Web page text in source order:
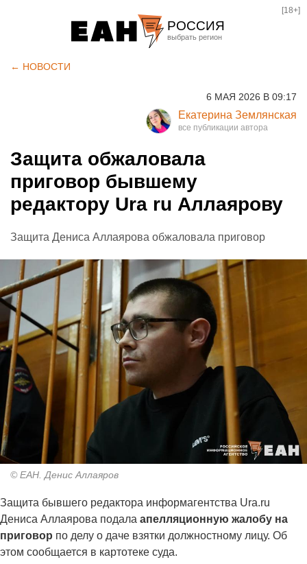
РОССИЯ
Оренбург
[18+]
← НОВОСТИ
6 МАЯ 2026 В 09:17
Екатерина Землянская
Защита обжаловала
приговор бывшему
редактору Ura ru Аллаярову
Защита Дениса Аллаярова обжаловала приговор
© ЕАН. Денис Аллаяров
Защита бывшего редактора информагентства Ura.ru
Дениса Аллаярова подала апелляционную жалобу на
приговор по делу о даче взятки должностному лицу. Об
этом сообщается в картотеке суда.